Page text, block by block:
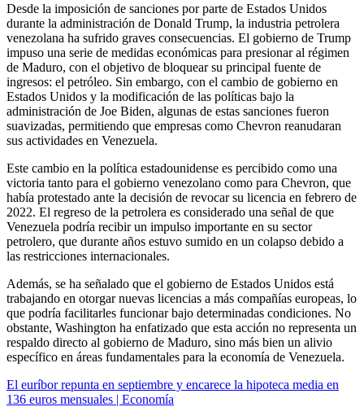
Desde la imposición de sanciones por parte de Estados Unidos
durante la administración de Donald Trump, la industria petrolera
venezolana ha sufrido graves consecuencias. El gobierno de Trump
impuso una serie de medidas económicas para presionar al régimen
de Maduro, con el objetivo de bloquear su principal fuente de
ingresos: el petróleo. Sin embargo, con el cambio de gobierno en
Estados Unidos y la modificación de las políticas bajo la
administración de Joe Biden, algunas de estas sanciones fueron
suavizadas, permitiendo que empresas como Chevron reanudaran
sus actividades en Venezuela.
Este cambio en la política estadounidense es percibido como una
victoria tanto para el gobierno venezolano como para Chevron, que
había protestado ante la decisión de revocar su licencia en febrero de
2022. El regreso de la petrolera es considerado una señal de que
Venezuela podría recibir un impulso importante en su sector
petrolero, que durante años estuvo sumido en un colapso debido a
las restricciones internacionales.
Además, se ha señalado que el gobierno de Estados Unidos está
trabajando en otorgar nuevas licencias a más compañías europeas, lo
que podría facilitarles funcionar bajo determinadas condiciones. No
obstante, Washington ha enfatizado que esta acción no representa un
respaldo directo al gobierno de Maduro, sino más bien un alivio
específico en áreas fundamentales para la economía de Venezuela.
El euríbor repunta en septiembre y encarece la hipoteca media en
136 euros mensuales | Economía